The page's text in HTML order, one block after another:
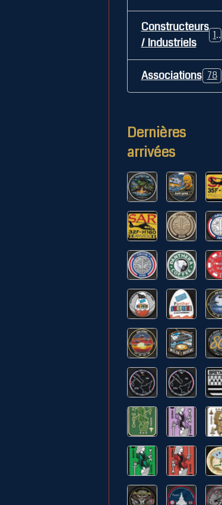
Constructeurs
/ Industriels
127
Associations 78
Dernières
arrivées